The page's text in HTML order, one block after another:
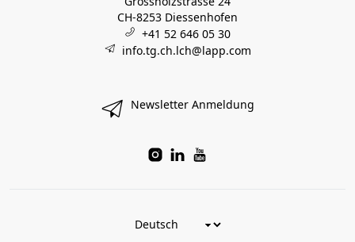
CH-8253 Diessenhofen
+41 52 646 05 30
info.tg.ch.lch@lapp.com
Newsletter Anmeldung